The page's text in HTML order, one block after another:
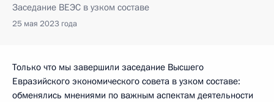
Заседание ВЕЭС в узком составе
25 мая 2023 года
Только что мы завершили заседание Высшего
Евразийского экономического совета в узком составе:
обменялись мнениями по важным аспектам деятельности